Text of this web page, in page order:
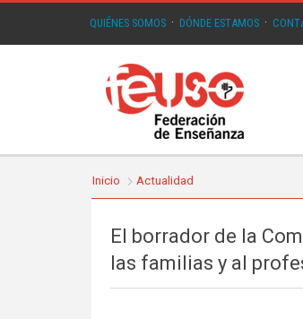
QUIÉNES SOMOS · DÓNDE ESTAMOS ·
Inicio Actualidad
El borrador de la
las familias y al